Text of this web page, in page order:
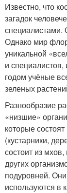
Известно, что
загадок
специалистами.
Однако мир
уникальной
и
годом учёные
зеленых
Разнообразие
«низшие»
которые
(кустарники,
состоит из
других
подуровней.
используются в